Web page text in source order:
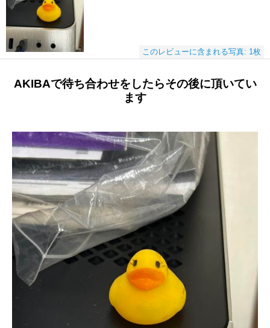
このレビューに含まれる写真: 1枚
AKIBAで待ち合わせをしたらその後に頂いてい
ます